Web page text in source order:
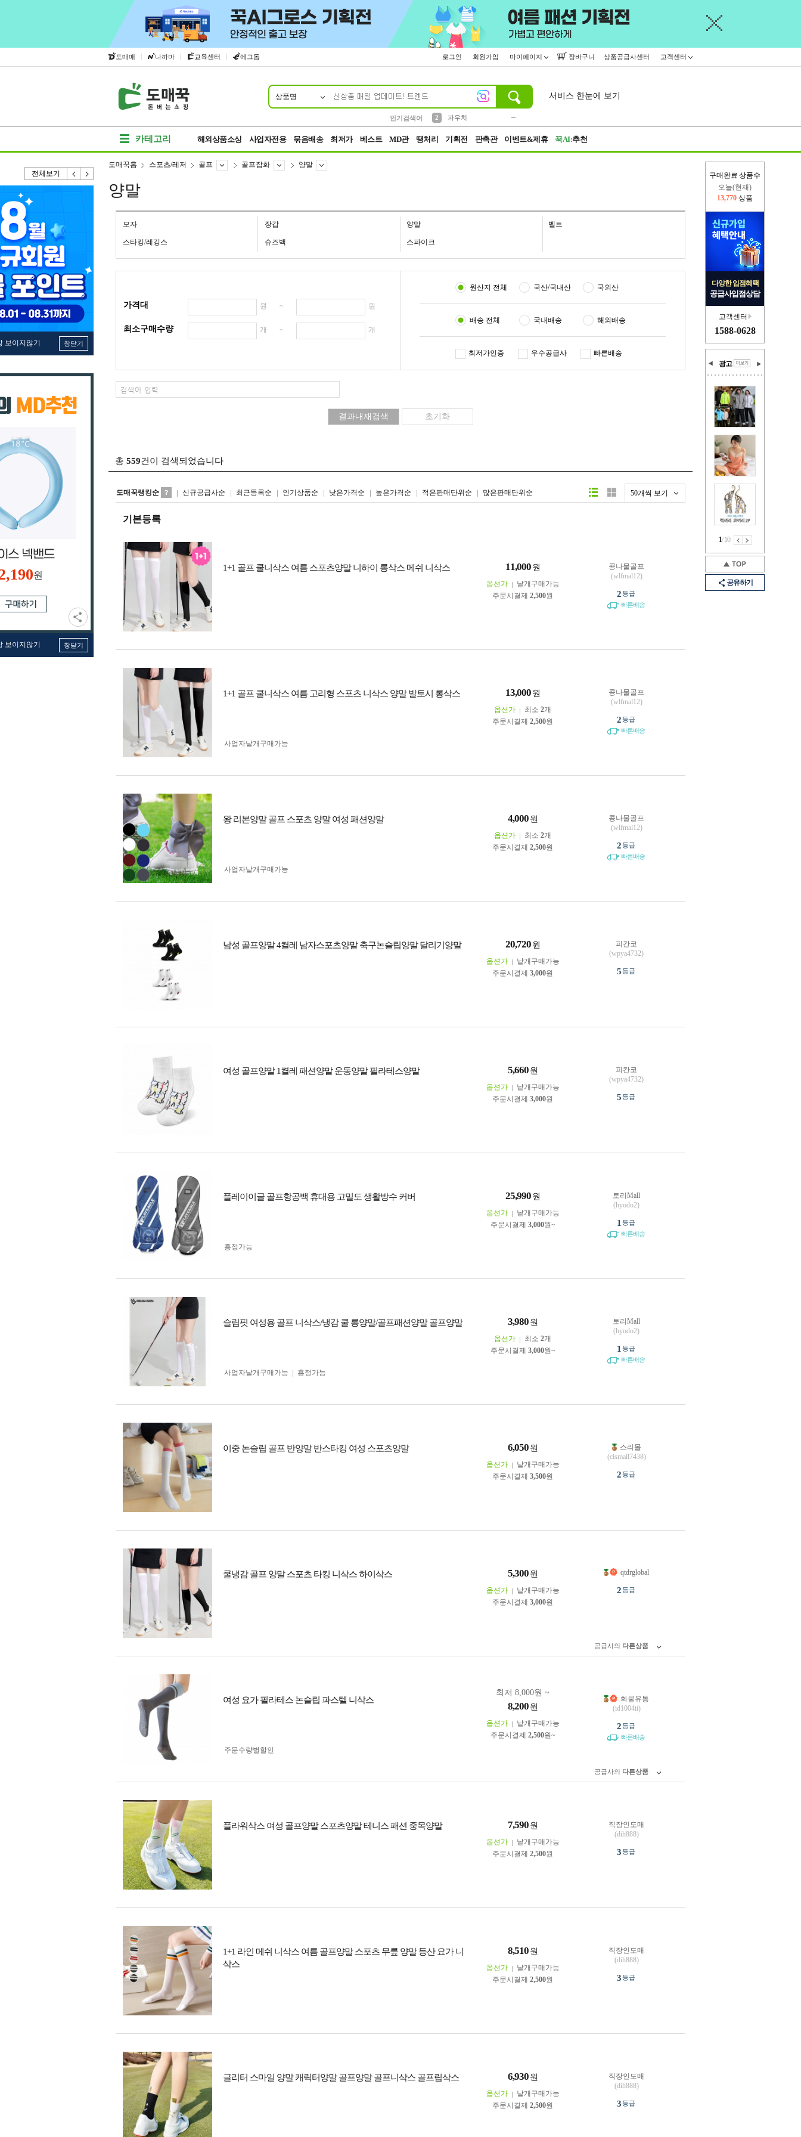
도매매 | 나까마 | 교육센터 | 에그돔 로그인 회원가입 마이페이지 장바구니 상품공급사센터 고객센터
상품명
인기검색어
2
파우치
서비스 한눈에 보기
카테고리 해외상품소싱 사업자전용 묶음배송 최저가 베스트 MD관 땡처리 기획전 판촉관 이벤트&제휴 꾹AI:추천
전체보기
보이지않기 창닫기
원
보이지않기 창닫기
구매완료 상품수
오늘(현재)
13,770 상품
다양한 입점혜택
공급사입점상담
고객센터
1588-0628
광고
1/10
공유하기
도매꾹홈 스포츠/레저 골프 골프잡화 양말
양말
모자 장갑 양말 벨트
스타킹/레깅스 슈즈백 스파이크
가격대 원 ~ 원
최소구매수량 개 ~ 개
원산지 전체 국산/국내산 국외산
배송 전체 국내배송 해외배송
최저가인증 우수공급사 빠른배송
총 559건이 검색되었습니다
도매꾹랭킹순 신규공급사순 최근등록순 인기상품순 낮은가격순 높은가격순 적은판매단위순 많은판매단위순 50개씩 보기
리스트형갤러리형
기본등록
1+1 골프 쿨니삭스 여름 스포츠양말 니하이 롱삭스 메쉬 니삭스 11,000 원
옵션가
낱개구매가능
주문시결제 2,500원
콩나물골프
(wlfmal12)
2등급
빠른배송
1+1 골프 쿨니삭스 여름 고리형 스포츠 니삭스 양말 발토시 롱삭스 13,000 원
옵션가 최소 2개
주문시결제 2,500원
사업자 낱개구매가능
콩나물골프
(wlfmal12)
2등급
빠른배송
왕 리본양말 골프 스포츠 양말 여성 패션양말 4,000 원
옵션가 최소 2개
주문시결제 2,500원
사업자 낱개구매가능
콩나물골프
(wlfmal12)
2등급
빠른배송
남성 골프양말 4켤레 남자스포츠양말 축구논슬립양말 달리기양말 20,720 원
옵션가
낱개구매가능
주문시결제 3,000원
피칸코
(wpya4732)
5등급
여성 골프양말 1켤레 패션양말 운동양말 필라테스양말 5,660 원
옵션가
낱개구매가능
주문시결제 3,000원
피칸코
(wpya4732)
5등급
플레이이글 골프항공백 휴대용 고밀도 생활방수 커버 25,990 원
옵션가
낱개구매가능
주문시결제 3,000원~
흥정가능
토리Mall
(hyodo2)
1 등급
빠른배송
슬림핏 여성용 골프 니삭스/냉감 쿨 롱양말/골프패션양말 골프양말 3,980 원
옵션가 최소 2개
주문시결제 3,000원~
사업자 낱개구매가능 흥정가능
토리Mall
(hyodo2)
1 등급
빠른배송
이중 논슬립 골프 반양말 반스타킹 여성 스포츠양말 6,050 원
옵션가
낱개구매가능
주문시결제 3,500원
스리몰
(cismall7438)
2등급
쿨냉감 골프 양말 스포츠 타킹 니삭스 하이삭스 5,300 원
옵션가
낱개구매가능
주문시결제 3,000원
qtdrglobal
2등급
공급사의 다른상품
여성 요가 필라테스 논슬립 파스텔 니삭스
최저 8,000원 ~
8,200 원
옵션가
낱개구매가능
주문시결제 2,500원~
주문수량별할인
화물유통
(id1004ii)
2등급
빠른배송
공급사의 다른상품
플라워삭스 여성 골프양말 스포츠양말 테니스 패션 중목양말 7,590 원
옵션가
낱개구매가능
주문시결제 2,500원
직장인도매
(dih888)
3등급
1+1 라인 메쉬 니삭스 여름 골프양말 스포츠 무릎 양말 등산 요가 니
삭스
8,510 원
옵션가
낱개구매가능
주문시결제 2,500원
직장인도매
(dih888)
3등급
글리터 스마일 양말 캐릭터양말 골프양말 골프니삭스 골프립삭스 6,930 원
옵션가
낱개구매가능
주문시결제 2,500원
직장인도매
(dih888)
3등급